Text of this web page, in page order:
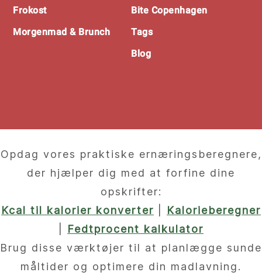
Frokost
Morgenmad & Brunch
Bite Copenhagen
Tags
Blog
Opdag vores praktiske ernæringsberegnere,
der hjælper dig med at forfine dine
opskrifter:
Kcal til kalorier konverter
Kalorieberegner
Fedtprocent kalkulator
Brug disse værktøjer til at planlægge sunde
måltider og optimere din madlavning.